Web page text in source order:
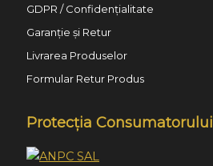
GDPR / Confidențialitate
Garanție și Retur
Livrarea Produselor
Formular Retur Produs
Protecția Consumatorului